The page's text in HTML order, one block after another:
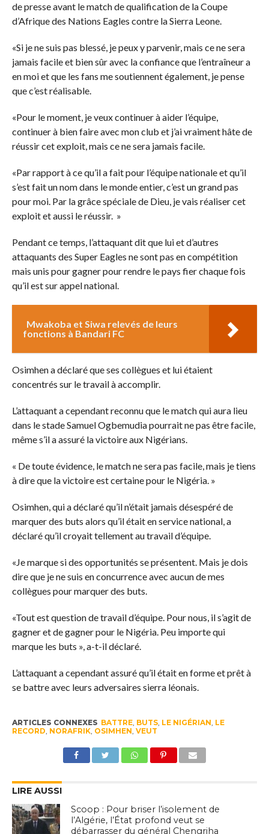
de presse avant le match de qualification de la Coupe
d’Afrique des Nations Eagles contre la Sierra Leone.
«Si je ne suis pas blessé, je peux y parvenir, mais ce ne sera
jamais facile et bien sûr avec la confiance que l’entraîneur a
en moi et que les fans me soutiennent également, je pense
que c’est réalisable.
«Pour le moment, je veux continuer à aider l’équipe,
continuer à bien faire avec mon club et j’ai vraiment hâte de
réussir cet exploit, mais ce ne sera jamais facile.
«Par rapport à ce qu’il a fait pour l’équipe nationale et qu’il
s’est fait un nom dans le monde entier, c’est un grand pas
pour moi. Par la grâce spéciale de Dieu, je vais réaliser cet
exploit et aussi le réussir. »
Pendant ce temps, l’attaquant dit que lui et d’autres
attaquants des Super Eagles ne sont pas en compétition
mais unis pour gagner pour rendre le pays fier chaque fois
qu’il est sur appel national.
Mwakoba et Siwa relevés de leurs
fonctions à Bandari FC
Osimhen a déclaré que ses collègues et lui étaient
concentrés sur le travail à accomplir.
L’attaquant a cependant reconnu que le match qui aura lieu
dans le stade Samuel Ogbemudia pourrait ne pas être facile,
même s’il a assuré la victoire aux Nigérians.
« De toute évidence, le match ne sera pas facile, mais je tiens
à dire que la victoire est certaine pour le Nigéria. »
Osimhen, qui a déclaré qu’il n’était jamais désespéré de
marquer des buts alors qu’il était en service national, a
déclaré qu’il croyait tellement au travail d’équipe.
«Je marque si des opportunités se présentent. Mais je dois
dire que je ne suis en concurrence avec aucun de mes
collègues pour marquer des buts.
«Tout est question de travail d’équipe. Pour nous, il s’agit de
gagner et de gagner pour le Nigéria. Peu importe qui
marque les buts », a-t-il déclaré.
L’attaquant a cependant assuré qu’il était en forme et prêt à
se battre avec leurs adversaires sierra léonais.
ARTICLES CONNEXES BATTRE, BUTS, LE NIGÉRIAN, LE
RECORD, NORAFRIK, OSIMHEN, VEUT
LIRE AUSSI
Scoop : Pour briser l’isolement de
l’Algérie, l’État profond veut se
débarrasser du général Chengriha